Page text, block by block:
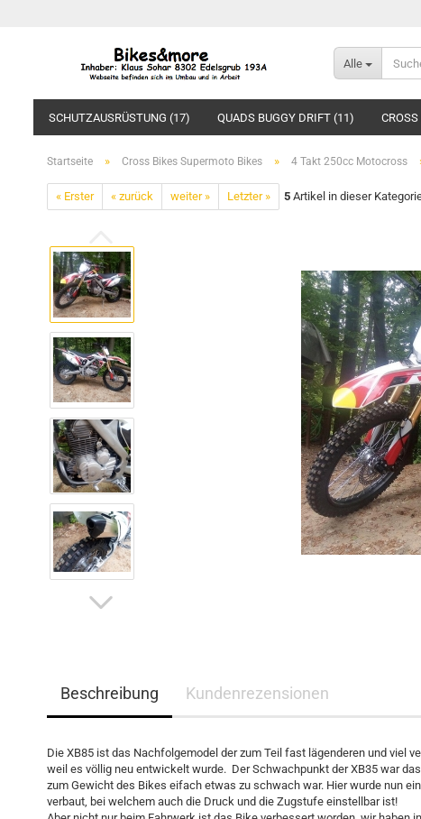
Alle
SCHUTZAUSRÜSTUNG (17) QUADS BUGGY DRIFT (11)
Startseite » Cross Bikes Supermoto Bikes » 4 Takt 250cc Motocross
« Erster « zurück weiter » Letzter » 5 Artikel in dieser
Beschreibung Kundenrezensionen
Die XB85 ist das Nachfolgemodel der zum Teil fast lägenderen und viel
weil es völlig neu entwickelt wurde. Der Schwachpunkt der XB35 war
zum Gewicht des Bikes eifach etwas zu schwach war. Hier wurde nun
verbaut, bei welchem auch die Druck und die Zugstufe einstellbar ist!